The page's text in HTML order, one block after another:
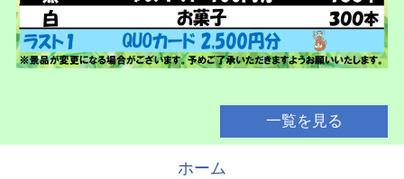
一覧を見る
ホーム